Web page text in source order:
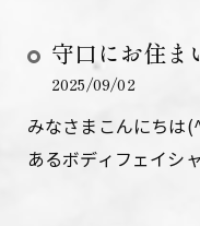
守口にお住
2025/09/02
みなさまこんにちは
あるボディフェイシ